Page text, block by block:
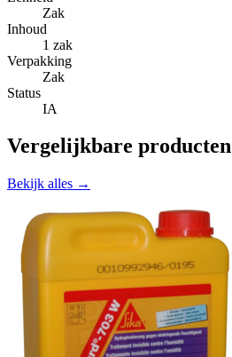
Zak
Inhoud
1 zak
Verpakking
Zak
Status
IA
Vergelijkbare producten
Bekijk alles →